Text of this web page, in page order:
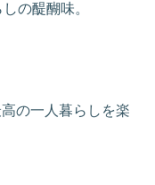
の醍醐味。
の一人暮らしを楽